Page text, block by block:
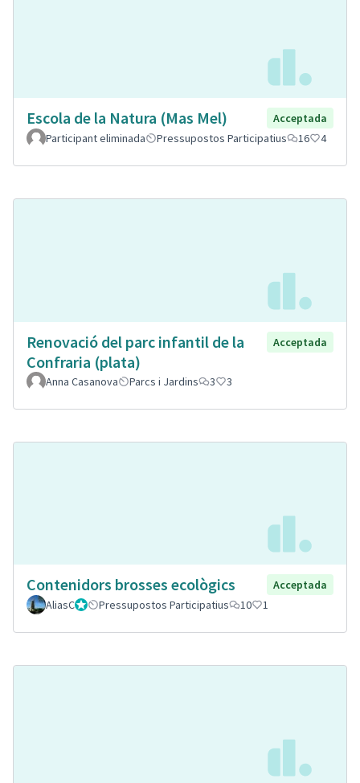
Escola de la Natura (Mas Mel)
Acceptada
Participant eliminada
Pressupostos Participatius 16 4
Renovació del parc infantil de la
Confraria (plata)
Acceptada
Anna Casanova Parcs i Jardins 3 3
Contenidors brosses ecològics
Acceptada
AliasCGestorPressupostos Participatius 10 1